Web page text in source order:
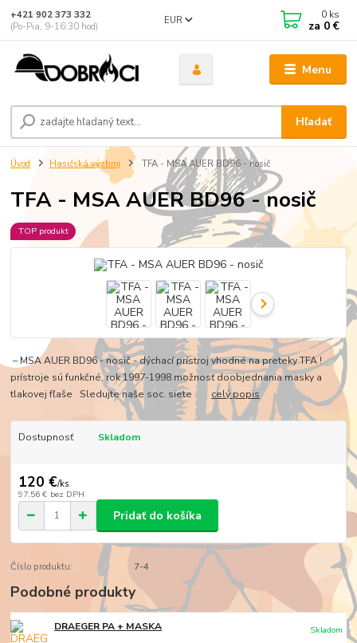
Menu
EUR
Hľadať
+421 902 373 332
(Po-Pia, 9-16:30 hod)
0 ks
za 0 €
Úvod Hasičská výzbroj TFA - MSA AUER BD96 - nosič
TFA - MSA AUER BD96 - nosič
TOP produkt
– MSA AUER BD96 - nosič - dýchací prístroj vhodné na preteky TFA !
prístroje sú funkčné, rok 1997-1998 možnosť doobjednania masky a
tlakovej fľaše Sledujte naše soc. siete celý popis
Dostupnosť Skladom
120 €/ks
97,56 € bez DPH
Pridať do košíka
Číslo produktu: 7-4
Podobné produkty
DRAEGER PA + MASKA
Skladom